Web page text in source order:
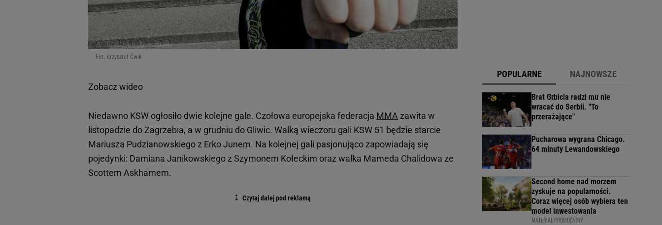
Fot. Krzysztof Ćwik
Zobacz wideo
Niedawno KSW ogłosiło dwie kolejne gale. Czołowa europejska federacja MMAzawita w
listopadzie do Zagrzebia, a w grudniu do Gliwic. Walką wieczoru gali KSW 51 będzie starcie
Mariusza Pudzianowskiego z Erko Junem. Na kolejnej gali pasjonująco zapowiadają się
pojedynki: Damiana Janikowskiego z Szymonem Kołeckim oraz walka Mameda Chalidowa ze
Scottem Askhamem.
POPULARNE NAJNOWSZE
Brat Grbicia radzi mu nie
wracać do Serbii. "To
przerażające"
Pucharowa wygrana Chicago.
64 minuty Lewandowskiego
Second home nad morzem
zyskuje na popularności.
Coraz więcej osób wybiera ten
model inwestowania
MATERIAŁ PROMOCYJNY